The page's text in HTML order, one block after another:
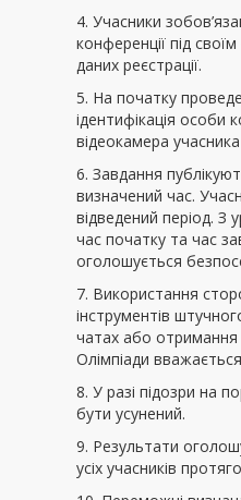
4. Учасники
конференції під
даних реєстрації.
5. На початку
ідентифікація особи
відеокамера
6. Завдання
визначений час.
відведений період. З
час початку та час
оголошується
7. Використання
інструментів
чатах або отримання
Олімпіади
8. У разі підозри на
бути усунений.
9. Результати
усіх учасників